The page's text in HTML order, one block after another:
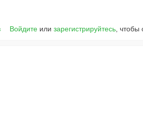
Войдите илизарегистрируйтесь ,